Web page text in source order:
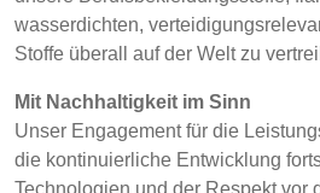
Discover
NAUMD 2026 (1)
SLOVAKIA
FINNLAND
wasserdichten,
Stoffe überall auf der Welt zu
Mit Nachhaltigkeit im Sinn
Unser Engagement für die
die kontinuierliche Entwicklung